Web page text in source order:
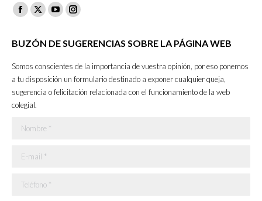
Facebook
opens
new
window
X
opens
new
window
YouTube
opens
new
window
Instagram
opens
in
new
window
BUZÓN DE SUGERENCIAS SOBRE LA PÁGINA WEB
Somos conscientes de la importancia de vuestra opinión, por eso ponemos
a tu disposición un formulario destinado a exponer cualquier queja,
sugerencia o felicitación relacionada con el funcionamiento de la web
colegial.
Nombre *
E-mail *
Teléfono *